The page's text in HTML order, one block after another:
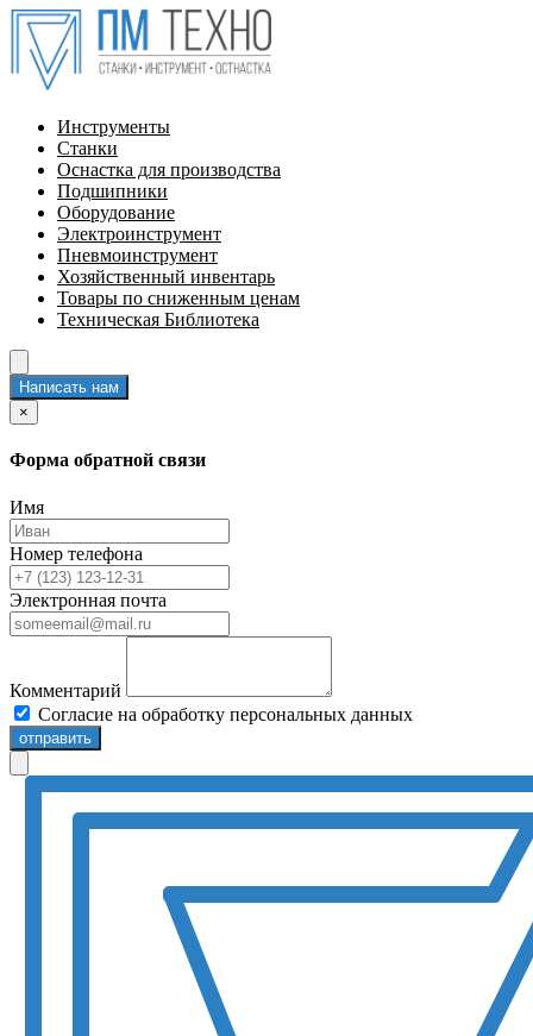
Инструменты
Станки
Оснастка для производства
Подшипники
Оборудование
Электроинструмент
Пневмоинструмент
Хозяйственный инвентарь
Товары по сниженным ценам
Техническая Библиотека
Написать нам
×
Форма обратной связи
Имя
Номер телефона
Электронная почта
Комментарий
Согласие на обработку персональных данных
отправить